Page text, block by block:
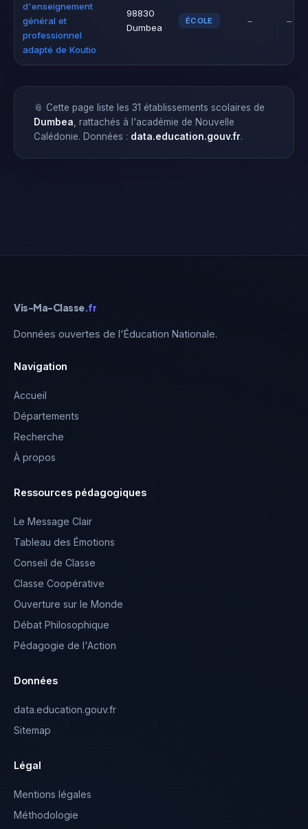
d'enseignement
général et
professionnel
adapté de Koutio
98830
Dumbea
ÉCOLE – –
📎 Cette page liste les 31 établissements scolaires de
Dumbea , rattachés à l'académie de Nouvelle
Calédonie. Données : data.education.gouv.fr.
Vis-Ma-Classe.fr
Données ouvertes de l'Éducation Nationale.
Navigation
Accueil
Départements
Recherche
À propos
Ressources pédagogiques
Le Message Clair
Tableau des Émotions
Conseil de Classe
Classe Coopérative
Ouverture sur le Monde
Débat Philosophique
Pédagogie de l'Action
Données
data.education.gouv.fr
Sitemap
Légal
Mentions légales
Méthodologie